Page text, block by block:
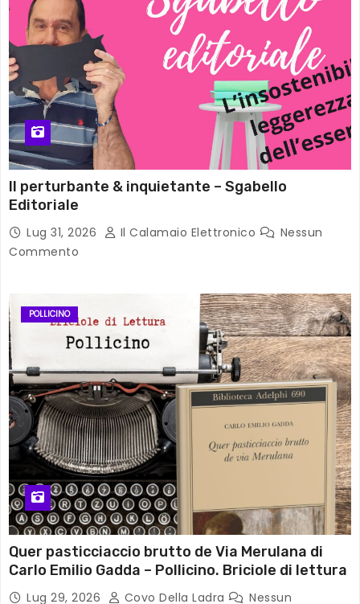
Il perturbante & inquietante – Sgabello
Editoriale
Lug 31, 2026 Il Calamaio Elettronico
Nessun
Commento
POLLICINO
Quer pasticciaccio brutto de Via Merulana di
Carlo Emilio Gadda – Pollicino. Briciole di lettura
Lug 29, 2026 Covo Della Ladra
Nessun